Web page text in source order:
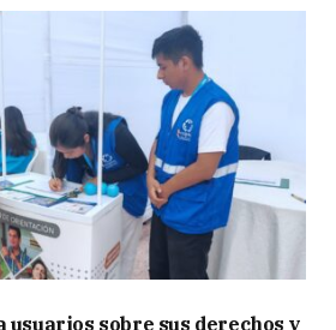
usuarios sobre sus derechos y